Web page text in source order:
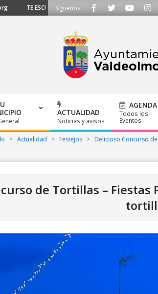
TE ESCUCHAMOS - Llámanos al 91 620 21 53 o
Síguenos
ACTUALIDAD
Noticias y avisos
AGENDA
Todos los
Eventos
> Actualidad > Festejos > Delicioso Concurso
de Tortillas –